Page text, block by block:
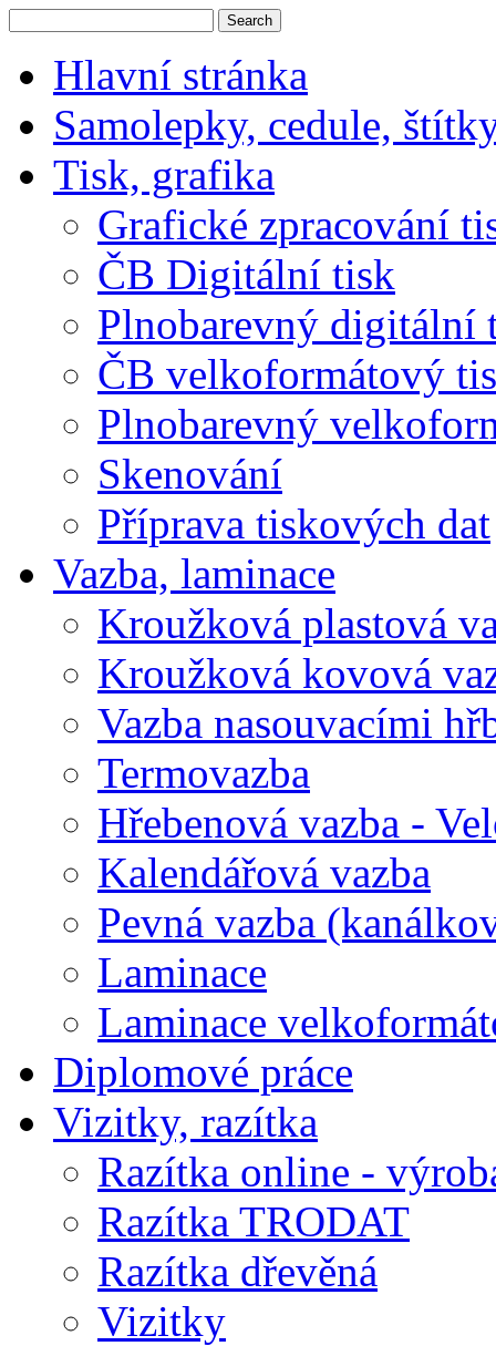
Hlavní stránka
Samolepky, cedule,
Tisk, grafika
Grafické zpracování
ČB Digitální tisk
Plnobarevný digitální
ČB velkoformátový
Plnobarevný
Skenování
Příprava tiskových dat
Vazba, laminace
Kroužková plastová
Kroužková kovová
Vazba nasouvacími
Termovazba
Hřebenová vazba -
Kalendářová vazba
Pevná vazba
Laminace
Laminace
Diplomové práce
Vizitky, razítka
Razítka online -
Razítka TRODAT
Razítka dřevěná
Vizitky